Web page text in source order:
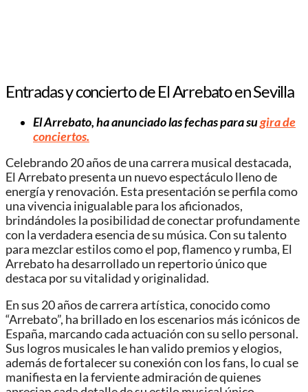
Entradas y concierto de El Arrebato en Sevilla
El Arrebato, ha anunciado las fechas para sugira de
conciertos.
Celebrando 20 años de una carrera musical destacada,
El Arrebato presenta un nuevo espectáculo lleno de
energía y renovación. Esta presentación se perfila como
una vivencia inigualable para los aficionados,
brindándoles la posibilidad de conectar profundamente
con la verdadera esencia de su música. Con su talento
para mezclar estilos como el pop, flamenco y rumba, El
Arrebato ha desarrollado un repertorio único que
destaca por su vitalidad y originalidad.
En sus 20 años de carrera artística, conocido como
“Arrebato”, ha brillado en los escenarios más icónicos de
España, marcando cada actuación con su sello personal.
Sus logros musicales le han valido premios y elogios,
además de fortalecer su conexión con los fans, lo cual se
manifiesta en la ferviente admiración de quienes